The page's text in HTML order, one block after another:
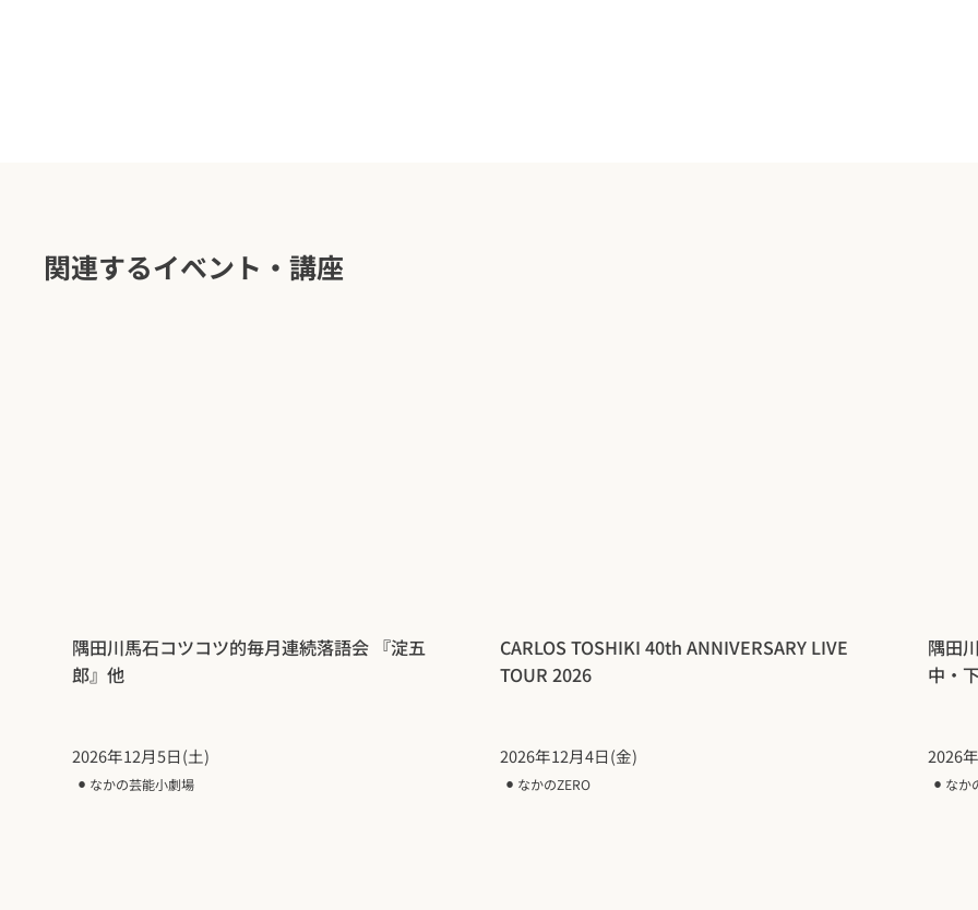
隅田川馬石コツコツ的毎月連続落語会 『淀五
郎』他
2026年12月5日(土)
なかの芸能小劇場
⚫︎
CARLOS TOSHIKI 40th ANNIVERSARY LIVE
TOUR 2026
2026年12月4日(金)
なかのZERO
⚫︎
隅田
中・
2026
なか
⚫︎
関連するイベント・講座